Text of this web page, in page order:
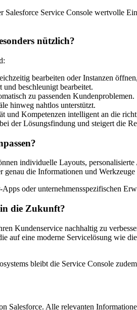
Service Console wertvolle
nützlich?
bearbeiten oder Instanzen
beschleunigt bearbeitet.
zu passenden Kundenproblemen.
hinweg nahtlos unterstützt.
und Kompetenzen intelligent an die
der Lösungsfindung und steigert die
individuelle Layouts,
die Informationen und
oder unternehmensspezifischen
in die Zukunft?
Kundenservice nachhaltig zu
auf eine moderne Servicelösung wie
bleibt die Service Console
Salesforce. Alle relevanten